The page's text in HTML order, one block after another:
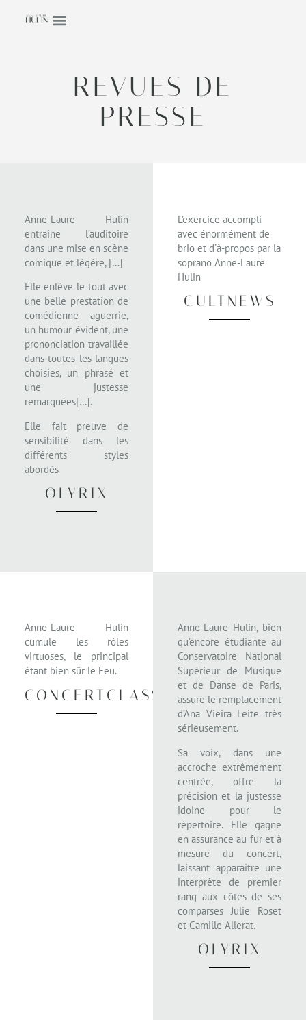
REVUES DE
PRESSE
OLYRIX
Anne-Laure Hulin
entraîne l’auditoire
dans une mise en scène
comique et légère, […]
Elle enlève le tout avec
une belle prestation de
comédienne aguerrie,
un humour évident, une
prononciation travaillée
dans toutes les langues
choisies, un phrasé et
une justesse
remarquées[…].
Elle fait preuve de
sensibilité dans les
différents styles
abordés
CULTNEWS
L’exercice accompli
avec énormément de
brio et d’à-propos par la
soprano Anne-Laure
Hulin
CONCERTCLASSIC
Anne-Laure Hulin
cumule les rôles
virtuoses, le principal
étant bien sûr le Feu.
OLYRIX
Anne-Laure Hulin, bien
qu’encore étudiante au
Conservatoire National
Supérieur de Musique
et de Danse de Paris,
assure le remplacement
d’Ana Vieira Leite très
sérieusement.
Sa voix, dans une
accroche extrêmement
centrée, offre la
précision et la justesse
idoine pour le
répertoire. Elle gagne
en assurance au fur et à
mesure du concert,
laissant apparaitre une
interprète de premier
rang aux côtés de ses
comparses Julie Roset
et Camille Allerat.